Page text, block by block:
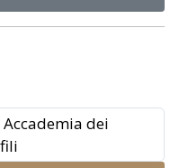
dei